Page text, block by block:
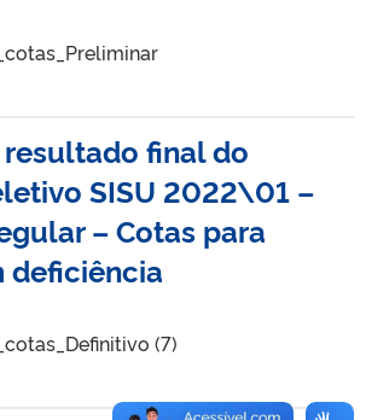
final do
SISU 2022\01 –
– Cotas para
deficiência
(7)